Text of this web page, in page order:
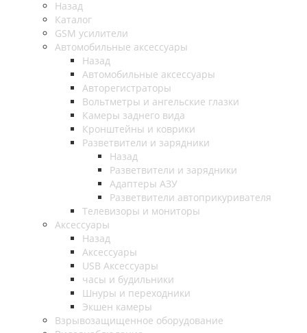
Назад
Каталог
GSM усилители
Автомобильные аксессуары
Назад
Автомобильные аксессуары
Авторегистраторы
Вольтметры и ангельские глазки
Камеры заднего вида
Кронштейны и коврики
Разветвители и зарядники
Назад
Разветвители и зарядники
Адаптеры АЗУ
Разветвители автоприкуривателя
Телевизоры и мониторы
Аксессуары
Назад
Аксессуары
USB Аксессуары
часы и будильники
Шнуры и переходники
Экшен камеры
Взрывозащищенное оборудование